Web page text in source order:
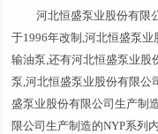
河北恒盛泵业股份有限
于1996年改制,河北恒盛泵
输油泵,还有河北恒盛泵业股
泵,河北恒盛泵业股份有限公
盛泵业股份有限公司生产制
限公司生产制造的NYP系列